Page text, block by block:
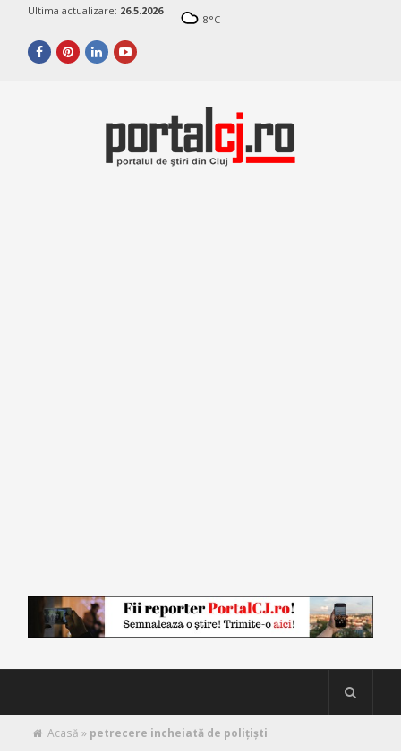
Ultima actualizare: 26.5.2026
8°C
Acasă » petrecere incheiată de polițiști